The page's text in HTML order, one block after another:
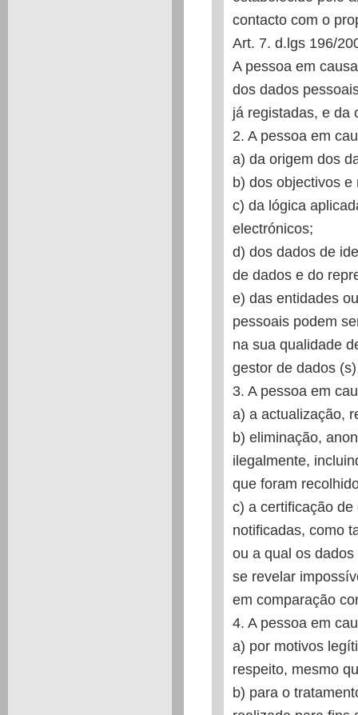
contacto com o
Art. 7. d.lgs 196/
A pessoa em
dos dados
já registadas, e da
2. A pessoa em
a) da origem dos
b) dos objectivos
c) da lógica
electrónicos;
d) dos dados de
de dados e do
e) das entidades
pessoais podem
na sua qualidade
gestor de dados
3. A pessoa em
a) a actualização,
b) eliminação,
ilegalmente,
que foram
c) a certificação
notificadas, como
ou a qual os
se revelar
em comparação
4. A pessoa em
a) por motivos
respeito, mesmo
b) para o